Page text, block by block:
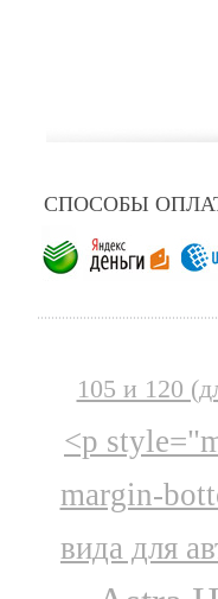
СПОСОБЫ
105 и 120
<p
margin-
вида для